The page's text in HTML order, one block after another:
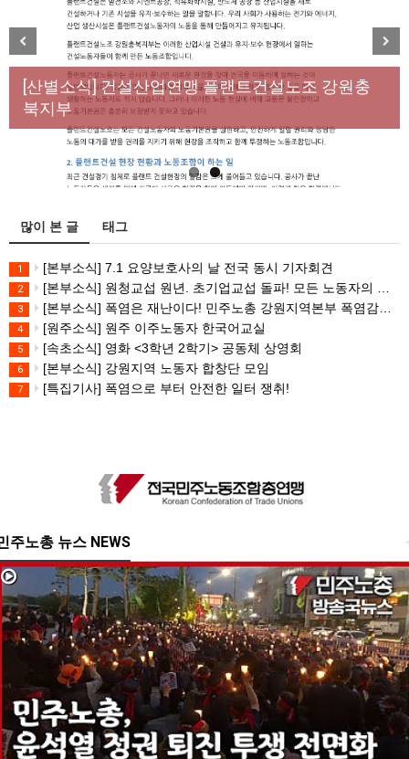
[성명] 막을 수 있었던 죽음, HL만도가 책임져라 : 청
년노동자 사망사고의 철저한 진상규명과 재발방지
대책 마련하라
[산별소식] 건설산업연맹 플랜트건설노조 강원충
북지부
Previous Next
많이 본 글 태그
1 [본부소식] 7.1 요양보호사의 날 전국 동시 기자회견
2 [본부소식] 원청교섭 원년. 초기업교섭 돌파! 모든 노동자의 노동기본권 쟁취! 민주노총 7.15 총파업대회
3 [본부소식] 폭염은 재난이다! 민주노총 강원지역본부 폭염감시단 선포 기자회견
4 [원주소식] 원주 이주노동자 한국어교실
5 [속초소식] 영화 <3학년 2학기> 공동체 상영회
6 [본부소식] 강원지역 노동자 합창단 모임
7 [특집기사] 폭염으로 부터 안전한 일터 쟁취!
주노총 뉴스 NEWS